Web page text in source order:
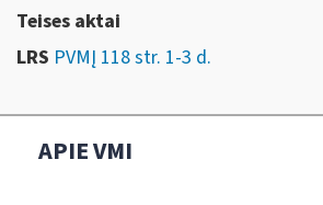
Teises aktai
LRS PVMĮ 118 str. 1-3 d.
APIE VMI